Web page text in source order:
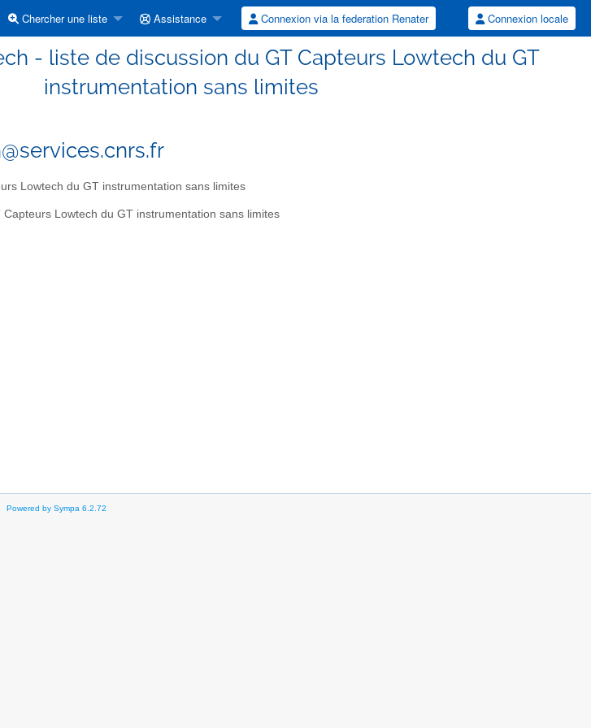
Chercher une liste Assistance Connexion via la federation Renater Connexion locale
- liste de discussion du GT Capteurs Lowtech du GT
instrumentation sans limites
Lowtech du GT instrumentation sans limites
Capteurs Lowtech du GT instrumentation sans limites
Powered by Sympa 6.2.72